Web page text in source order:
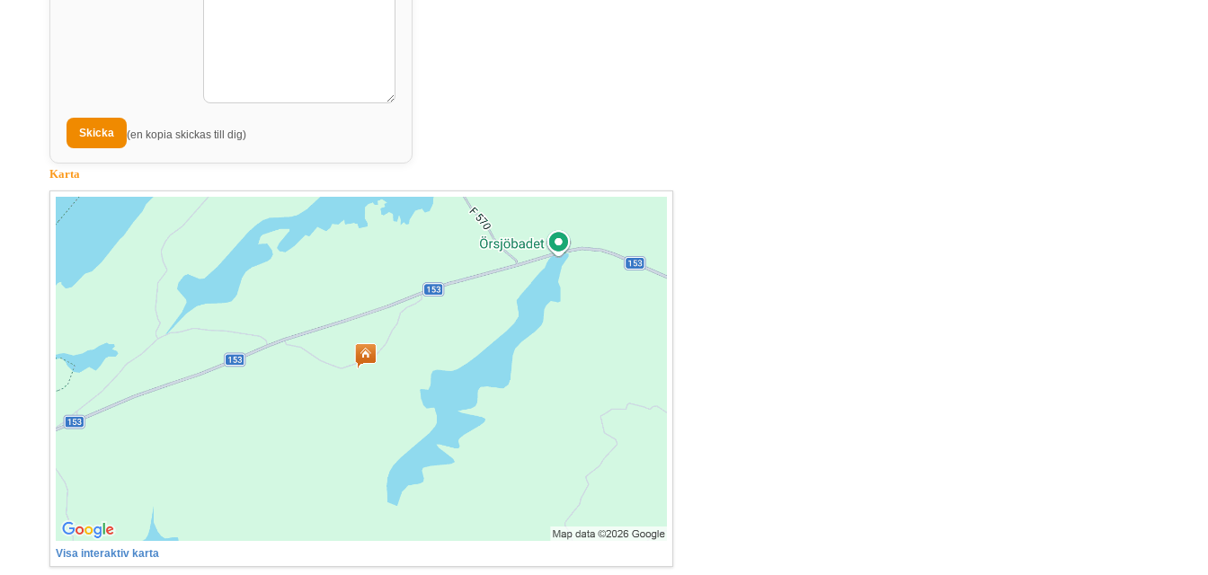
(en kopia skickas till dig)
Karta
Visa interaktiv karta